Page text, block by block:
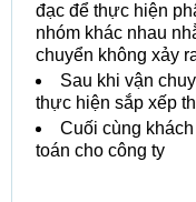
đạc để thực hiện
nhóm khác nhau
chuyển không xảy
Sau khi vận
thực hiện sắp xếp
Cuối cùng
toán cho công ty